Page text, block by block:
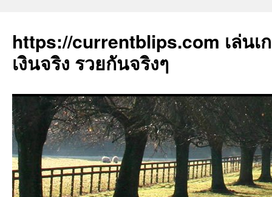
https://currentblips.com เล่น
เงินจริง รวยกันจริงๆ